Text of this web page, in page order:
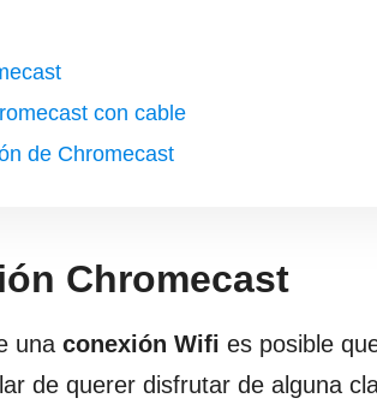
con cable
de Chromecast
Chromecast
una conexión Wifi es posible
de querer disfrutar de alguna